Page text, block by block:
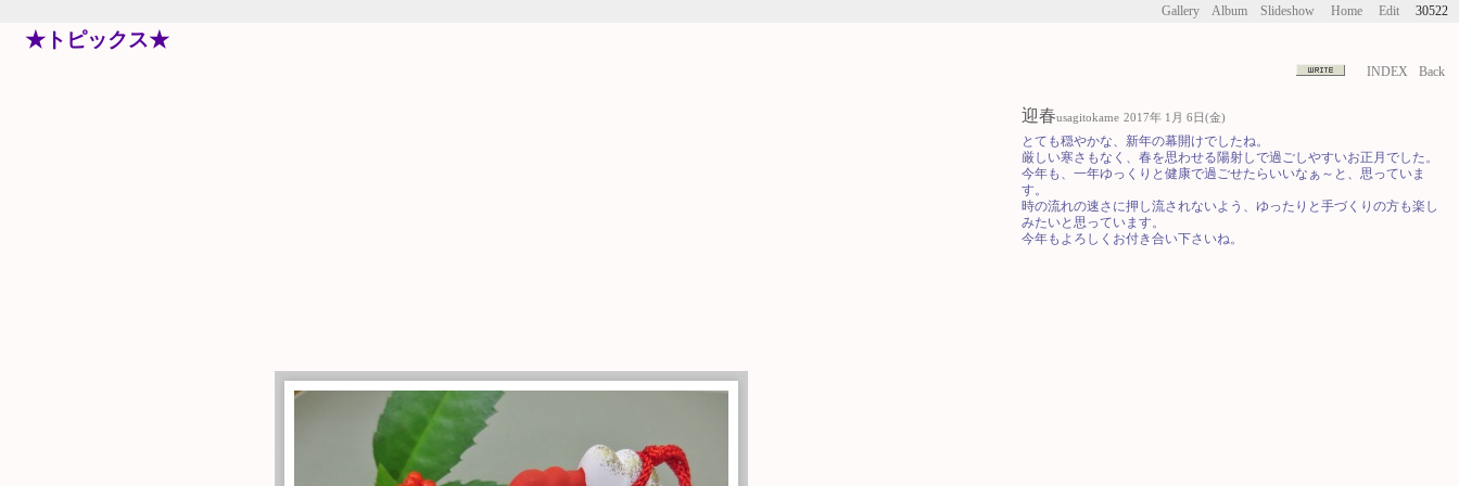
Home Edit 30522
Gallery Album Slideshow
★トピックス★
INDEX Back
迎春usagitokame 2017年 1月 6日(金)
とても穏やかな、新年の幕開けでしたね。
厳しい寒さもなく、春を思わせる陽射しで過ごしやすいお正月でした。
今年も、一年ゆっくりと健康で過ごせたらいいなぁ～と、思っていま
す。
時の流れの速さに押し流されないよう、ゆったりと手づくりの方も楽し
みたいと思っています。
今年もよろしくお付き合い下さいね。